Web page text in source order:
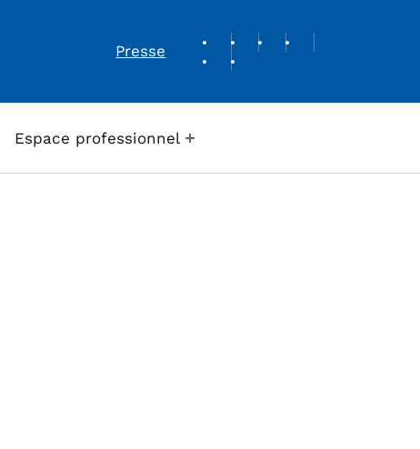
Presse
REVUE DE PRESSE
Espace professionnel